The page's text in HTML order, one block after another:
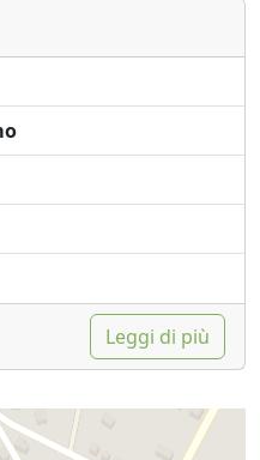
Leggi di più